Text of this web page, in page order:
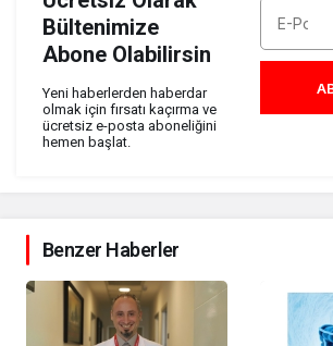
Bültenimize
Abone Olabilirsin
Yeni haberlerden haberdar
olmak için fırsatı kaçırma ve
ücretsiz e-posta aboneliğini
hemen başlat.
Benzer Haberler